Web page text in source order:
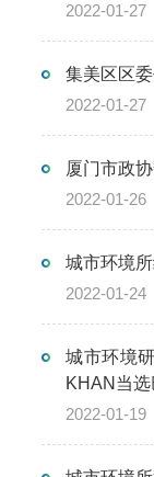
2022-01-27
集美区区
2022-01-27
厦门市政
2022-01-26
城市环境
2022-01-24
城市环境
KHAN当
2022-01-19